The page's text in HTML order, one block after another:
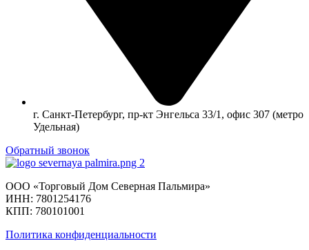
г. Санкт-Петербург, пр-кт Энгельса 33/1, офис 307 (метро
Удельная)
Обратный звонок
ООО «Торговый Дом Северная Пальмира»
ИНН: 7801254176
КПП: 780101001
Политика конфиденциальности